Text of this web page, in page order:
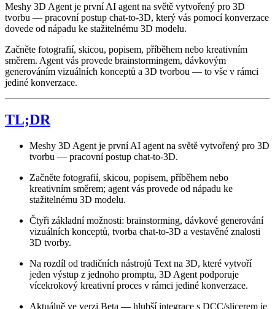
Meshy 3D Agent je první AI agent na světě vytvořený pro 3D
tvorbu — pracovní postup chat-to-3D, který vás pomocí konverzace
dovede od nápadu ke stažitelnému 3D modelu.
Začněte fotografií, skicou, popisem, příběhem nebo kreativním
směrem. Agent vás provede brainstormingem, dávkovým
generováním vizuálních konceptů a 3D tvorbou — to vše v rámci
jediné konverzace.
TL;DR
Meshy 3D Agent je první AI agent na světě vytvořený pro 3D
tvorbu — pracovní postup chat-to-3D.
Začněte fotografií, skicou, popisem, příběhem nebo
kreativním směrem; agent vás provede od nápadu ke
stažitelnému 3D modelu.
Čtyři základní možnosti: brainstorming, dávkové generování
vizuálních konceptů, tvorba chat-to-3D a vestavěné znalosti
3D tvorby.
Na rozdíl od tradičních nástrojů Text na 3D, které vytvoří
jeden výstup z jednoho promptu, 3D Agent podporuje
vícekrokový kreativní proces v rámci jediné konverzace.
Aktuálně ve verzi Beta — hlubší integrace s DCC/slicerem je